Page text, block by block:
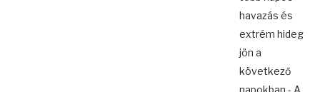
havazás és
extrém hideg
jön a
következő